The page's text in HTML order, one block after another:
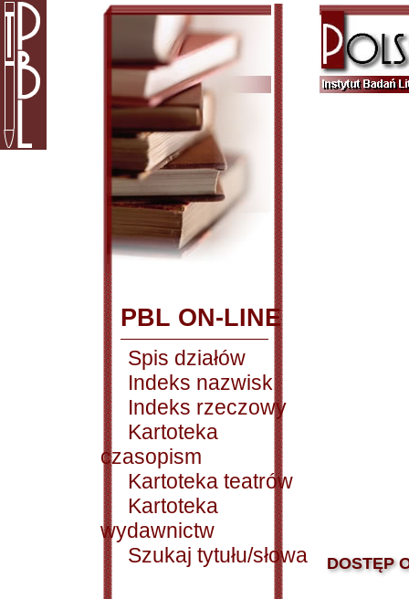
PBL ON-LINE
Spis działów
Indeks nazwisk
Indeks rzeczowy
Kartoteka
czasopism
Kartoteka teatrów
Kartoteka
wydawnictw
Szukaj tytułu/słowa
DOSTĘP